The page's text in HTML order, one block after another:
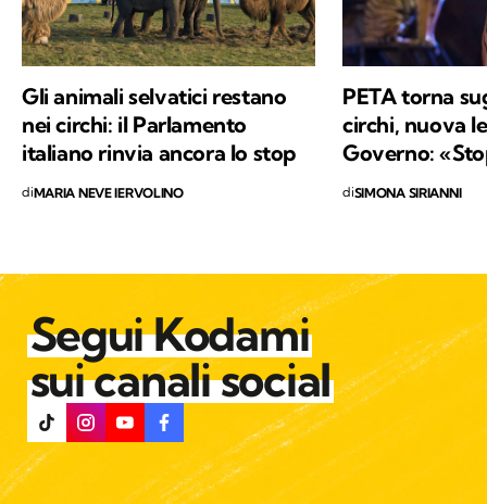
Gli animali selvatici restano
nei circhi: il Parlamento
italiano rinvia ancora lo stop
diMARIA NEVE IERVOLINO
PETA torna
circhi, nuova
Governo:
diSIMONA SIRIANNI
Segui Kodami
sui canali social